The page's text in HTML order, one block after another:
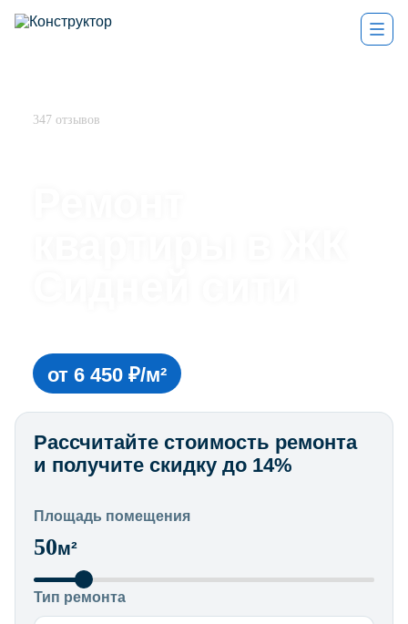
347 отзывов
от 6 450 ₽/м²
Рассчитайте стоимость ремонта
и получите скидку до 14%
Площадь помещения
50м²
Тип ремонта